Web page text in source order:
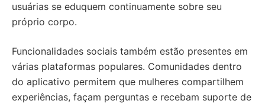
usuárias se eduquem continuamente sobre seu
próprio corpo.
Funcionalidades sociais também estão presentes em
várias plataformas populares. Comunidades dentro
do aplicativo permitem que mulheres compartilhem
experiências, façam perguntas e recebam suporte de